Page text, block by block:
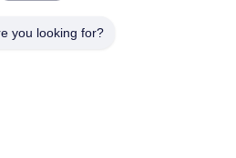
you looking for?